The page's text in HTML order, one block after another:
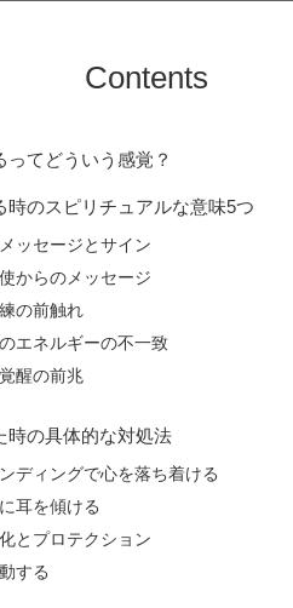
Contents
てどういう感覚？
時のスピリチュアルな意味5つ
ッセージとサイン
からのメッセージ
の前触れ
エネルギーの不一致
醒の前兆
時の具体的な対処法
ディングで心を落ち着ける
耳を傾ける
とプロテクション
する